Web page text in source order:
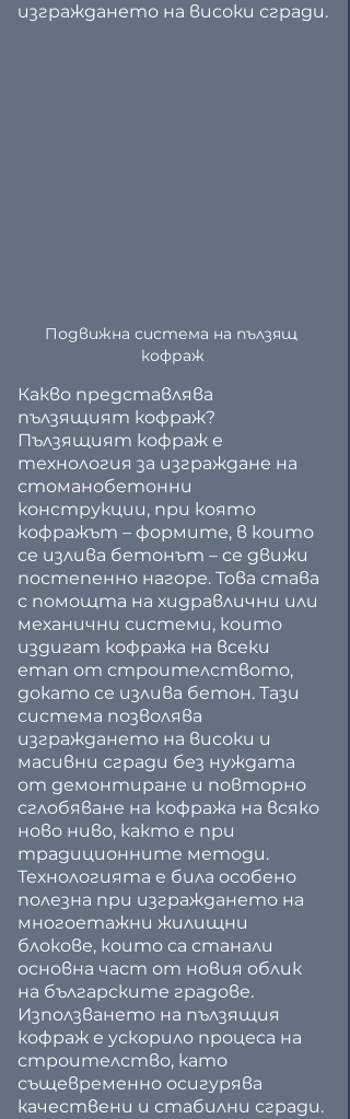
изграждането на високи сгради.
Подвижна система на пълзящ
кофраж
Какво представлява
пълзящият кофраж?
Пълзящият кофраж е
технология за изграждане на
стоманобетонни
конструкции, при която
кофражът – формите, в които
се излива бетонът – се движи
постепенно нагоре. Това става
с помощта на хидравлични или
механични системи, които
издигат кофража на всеки
етап от строителството,
докато се излива бетон. Тази
система позволява
изграждането на високи и
масивни сгради без нуждата
от демонтиране и повторно
сглобяване на кофража на всяко
ново ниво, както е при
традиционните методи.
Технологията е била особено
полезна при изграждането на
многоетажни жилищни
блокове, които са станали
основна част от новия облик
на българските градове.
Използването на пълзящия
кофраж е ускорило процеса на
строителство, като
същевременно осигурява
качествени и стабилни сгради.